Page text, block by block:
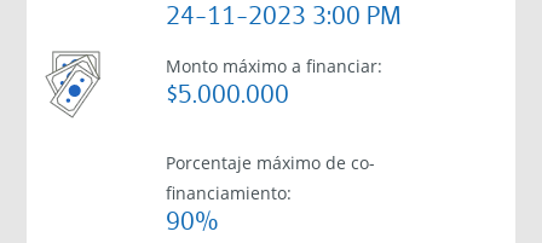
24-11-2023 3:00 PM
Monto máximo a financiar:
$5.000.000
Porcentaje máximo de co-
financiamiento:
90%